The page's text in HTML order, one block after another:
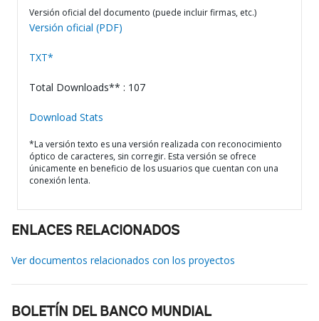
Versión oficial del documento (puede incluir firmas, etc.)
Versión oficial (PDF)
TXT*
Total Downloads** : 107
Download Stats
*La versión texto es una versión realizada con reconocimiento
óptico de caracteres, sin corregir. Esta versión se ofrece
únicamente en beneficio de los usuarios que cuentan con una
conexión lenta.
ENLACES RELACIONADOS
Ver documentos relacionados con los proyectos
BOLETÍN DEL BANCO MUNDIAL